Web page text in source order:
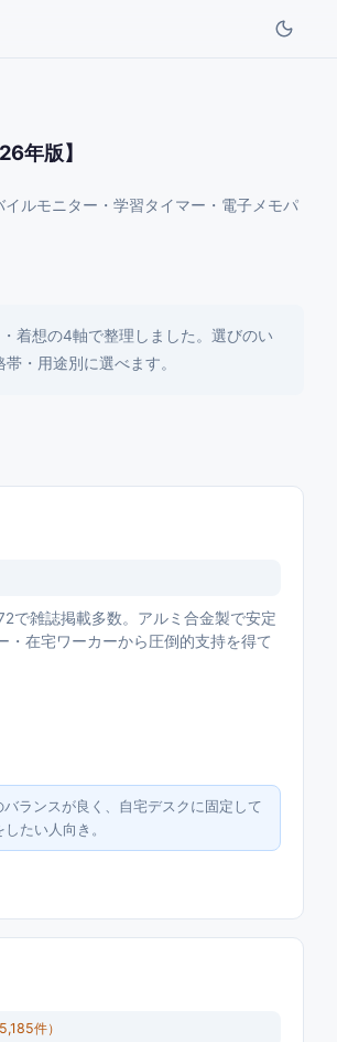
年版】
ルモニター・学習タイマー・電子メモパ
着想の4軸で整理しました。選びのい
・用途別に選べます。
で雑誌掲載多数。アルミ合金製で安定
在宅ワーカーから圧倒的支持を得て
ランスが良く、自宅デスクに固定して
たい人向き。
5,185件）